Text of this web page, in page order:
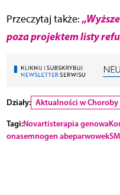
Przeczytaj także:
poza projektem listy
Działy: Aktualności w Choroby
Tagi:Novartisterapia genowa
onasemnogen abeparwowek